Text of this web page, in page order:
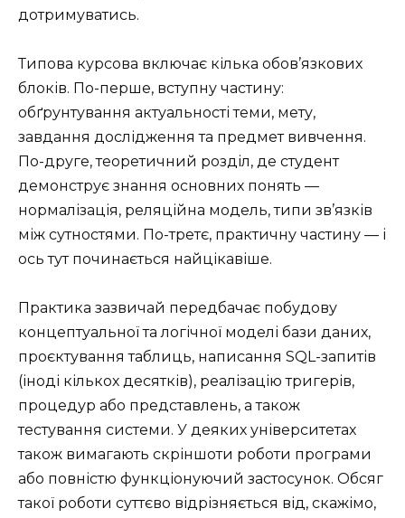
дотримуватись.
Типова курсова включає кілька обов’язкових
блоків. По-перше, вступну частину:
обґрунтування актуальності теми, мету,
завдання дослідження та предмет вивчення.
По-друге, теоретичний розділ, де студент
демонструє знання основних понять —
нормалізація, реляційна модель, типи зв’язків
між сутностями. По-третє, практичну частину — і
ось тут починається найцікавіше.
Практика зазвичай передбачає побудову
концептуальної та логічної моделі бази даних,
проєктування таблиць, написання SQL-запитів
(іноді кількох десятків), реалізацію тригерів,
процедур або представлень, а також
тестування системи. У деяких університетах
також вимагають скріншоти роботи програми
або повністю функціонуючий застосунок. Обсяг
такої роботи суттєво відрізняється від, скажімо,